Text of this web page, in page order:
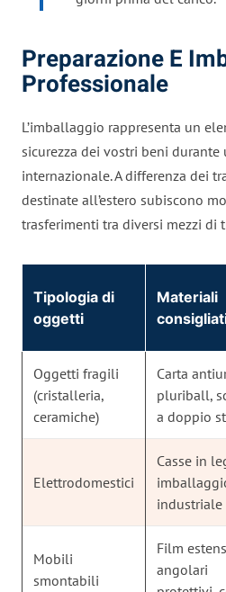
Preparazione E
Professionale
L’imballaggio rappresenta un
sicurezza dei vostri beni durante
internazionale. A differenza dei
destinate all’estero subiscono
trasferimenti tra diversi mezzi di
Tipologia di
oggetti
Materiali
Oggetti fragili
(cristalleria,
ceramiche)
Carta
pluriball,
a doppio
Elettrodomestici
Casse in
industriale
Mobili
smontabili
Film
angolari